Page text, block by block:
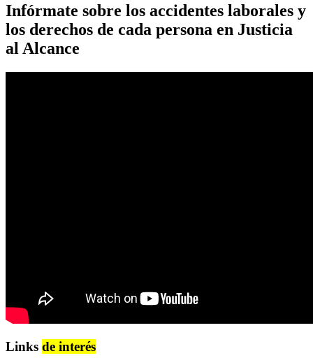
Infórmate sobre los accidentes laborales y
los derechos de cada persona en Justicia
al Alcance
Links de interés